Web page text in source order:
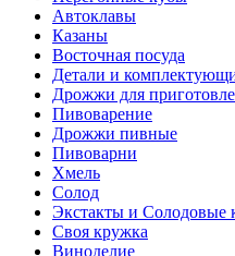
Автоклавы
Казаны
Восточная посуда
Детали и
Дрожжи для
Пивоварение
Дрожжи пивные
Пивоварни
Хмель
Солод
Экстакты и Солодовые
Своя кружка
Виноделие